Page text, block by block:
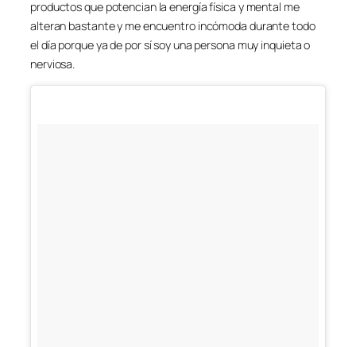
productos que potencian la energía física y mental me
alteran bastante y me encuentro incómoda durante todo
el día porque ya de por sí soy una persona muy inquieta o
nerviosa.